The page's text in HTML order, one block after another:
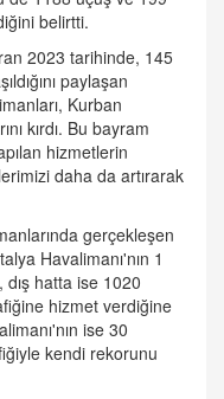
belirtti.
2023 tarihinde, 145
paylaşan
Kurban
kırdı. Bu bayram
hizmetlerin
daha da artırarak
gerçekleşen
Havalimanı'nın 1
hatta ise 1020
hizmet verdiğine
ise 30
kendi rekorunu